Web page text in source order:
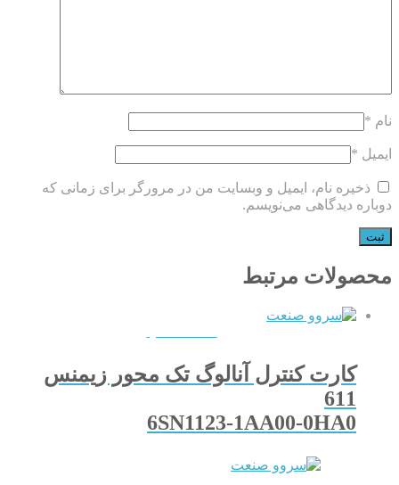
نام *
ایمیل *
ذخیره نام، ایمیل و وبسایت من در مرورگر برای زمانی که
دوباره دیدگاهی می‌نویسم.
محصولات مرتبط
کارت کنترل آنالوگ تک محور زیمنس
611
6SN1123-1AA00-0HA0